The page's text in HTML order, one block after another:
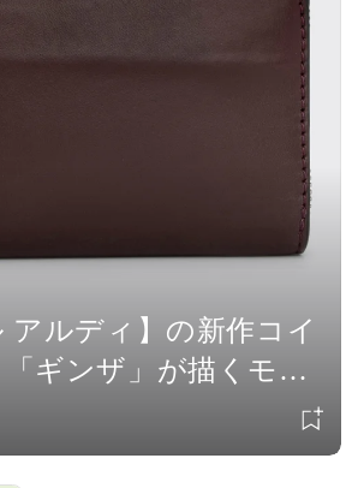
up
メンバーシッププログラム
。
便利な機能と特典を無料で楽し
イン・新規会員登録
アルディ】の新作コイ
ギンザ」が描くモー
ー